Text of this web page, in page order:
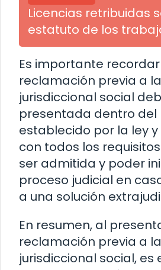
Licencias retribuidas
estatuto de los
Es importante
reclamación previa a
jurisdiccional social
presentada dentro del
establecido por la ley
con todos los
ser admitida y poder
proceso judicial en
a una solución
En resumen, al
reclamación previa a
jurisdiccional social, es